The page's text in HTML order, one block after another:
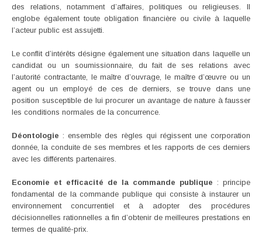
des relations, notamment d’affaires, politiques ou religieuses. Il
englobe également toute obligation financière ou civile à laquelle
l’acteur public est assujetti.
Le conflit d’intérêts désigne également une situation dans laquelle un
candidat ou un soumissionnaire, du fait de ses relations avec
l’autorité contractante, le maître d’ouvrage, le maître d’œuvre ou un
agent ou un employé de ces de derniers, se trouve dans une
position susceptible de lui procurer un avantage de nature à fausser
les conditions normales de la concurrence.
Déontologie : ensemble des règles qui régissent une corporation
donnée, la conduite de ses membres et les rapports de ces derniers
avec les différents partenaires.
Economie et efficacité de la commande publique : principe
fondamental de la commande publique qui consiste à instaurer un
environnement concurrentiel et à adopter des procédures
décisionnelles rationnelles a fin d’obtenir de meilleures prestations en
termes de qualité-prix.